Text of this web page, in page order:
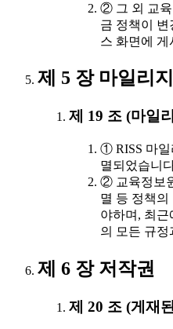
② 그 외 교육
금 정책이 변
스 화면에 게
제 5 장 마일리
제 19 조 (마일
① RISS 마일
멸되었습니
② 교육정보
멸 등 정책의
야하며, 최근
의 모든 규
제 6 장 저작권
제 20 조 (게재